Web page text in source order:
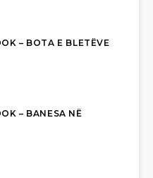
– BOTA E BLETËVE
– BANESA NË